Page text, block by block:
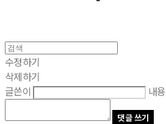
수정하기
삭제하기
글쓴이
내용
댓글 쓰기